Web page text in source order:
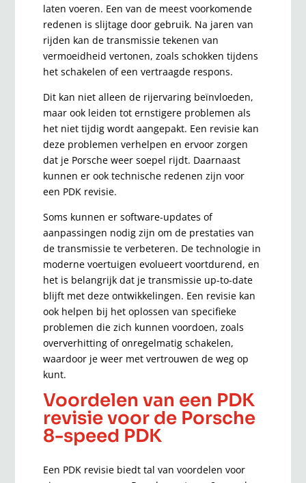
laten voeren. Een van de meest voorkomende
redenen is slijtage door gebruik. Na jaren van
rijden kan de transmissie tekenen van
vermoeidheid vertonen, zoals schokken tijdens
het schakelen of een vertraagde respons.
Dit kan niet alleen de rijervaring beïnvloeden,
maar ook leiden tot ernstigere problemen als
het niet tijdig wordt aangepakt. Een revisie kan
deze problemen verhelpen en ervoor zorgen
dat je Porsche weer soepel rijdt. Daarnaast
kunnen er ook technische redenen zijn voor
een PDK revisie.
Soms kunnen er software-updates of
aanpassingen nodig zijn om de prestaties van
de transmissie te verbeteren. De technologie in
moderne voertuigen evolueert voortdurend, en
het is belangrijk dat je transmissie up-to-date
blijft met deze ontwikkelingen. Een revisie kan
ook helpen bij het oplossen van specifieke
problemen die zich kunnen voordoen, zoals
oververhitting of onregelmatig schakelen,
waardoor je weer met vertrouwen de weg op
kunt.
Voordelen van een PDK
revisie voor de Porsche
8-speed PDK
Een PDK revisie biedt tal van voordelen voor